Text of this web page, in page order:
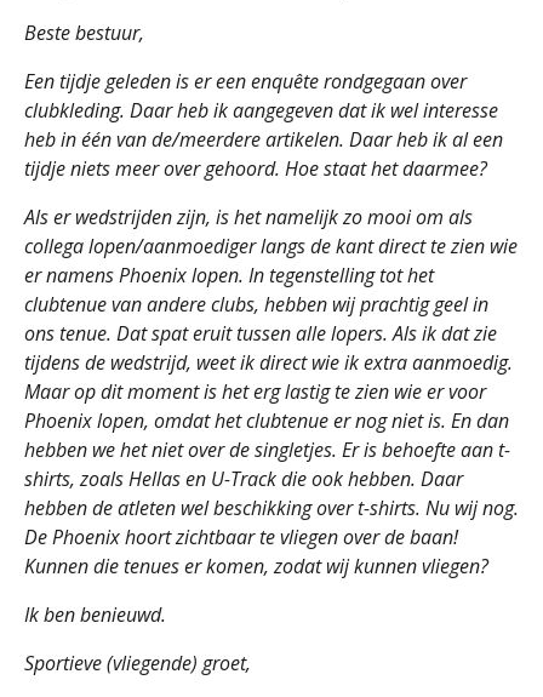
Beste bestuur,
Een tijdje geleden is er een enquête rondgegaan over
clubkleding. Daar heb ik aangegeven dat ik wel interesse
heb in één van de/meerdere artikelen. Daar heb ik al een
tijdje niets meer over gehoord. Hoe staat het daarmee?
Als er wedstrijden zijn, is het namelijk zo mooi om als
collega lopen/aanmoediger langs de kant direct te zien wie
er namens Phoenix lopen. In tegenstelling tot het
clubtenue van andere clubs, hebben wij prachtig geel in
ons tenue. Dat spat eruit tussen alle lopers. Als ik dat zie
tijdens de wedstrijd, weet ik direct wie ik extra aanmoedig.
Maar op dit moment is het erg lastig te zien wie er voor
Phoenix lopen, omdat het clubtenue er nog niet is. En dan
hebben we het niet over de singletjes. Er is behoefte aan t-
shirts, zoals Hellas en U-Track die ook hebben. Daar
hebben de atleten wel beschikking over t-shirts. Nu wij nog.
De Phoenix hoort zichtbaar te vliegen over de baan!
Kunnen die tenues er komen, zodat wij kunnen vliegen?
Ik ben benieuwd.
Sportieve (vliegende) groet,